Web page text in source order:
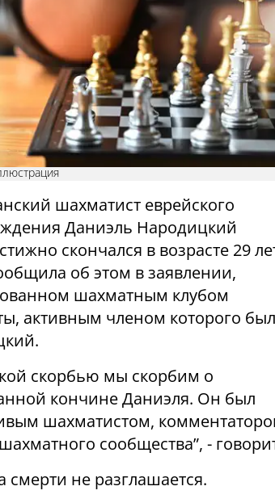
шахматист еврейского
Даниэль Народицкий
скончался в возрасте 29
об этом в заявлении,
шахматным клубом
активным членом которого был
скорбью мы скорбим о
кончине Даниэля. Он был
шахматистом,
сообщества”, -
смерти не разглашается.